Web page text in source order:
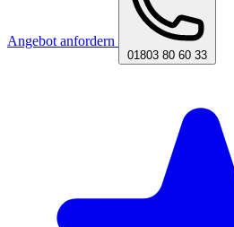
Angebot anfordern
01803 80 60 33